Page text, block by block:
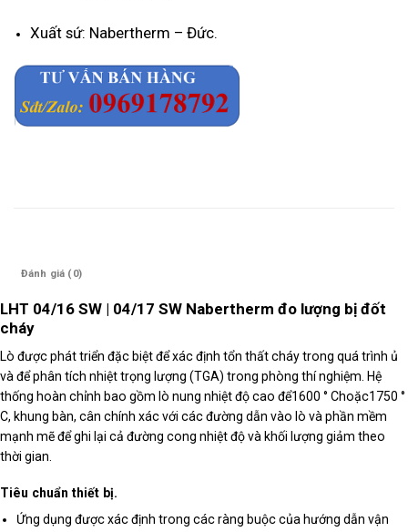
Xuất sứ: Nabertherm – Đức.
Đánh giá (0)
LHT 04/16 SW | 04/17 SW Nabertherm đo lượng bị đốt
cháy
Lò được phát triển đặc biệt để xác định tổn thất cháy trong quá trình ủ
và để phân tích nhiệt trọng lượng (TGA) trong phòng thí nghiệm. Hệ
thống hoàn chỉnh bao gồm lò nung nhiệt độ cao để1600 ° Choặc1750 °
C, khung bàn, cân chính xác với các đường dẫn vào lò và phần mềm
mạnh mẽ để ghi lại cả đường cong nhiệt độ và khối lượng giảm theo
thời gian.
Tiêu chuẩn thiết bị.
Ứng dụng được xác định trong các ràng buộc của hướng dẫn vận